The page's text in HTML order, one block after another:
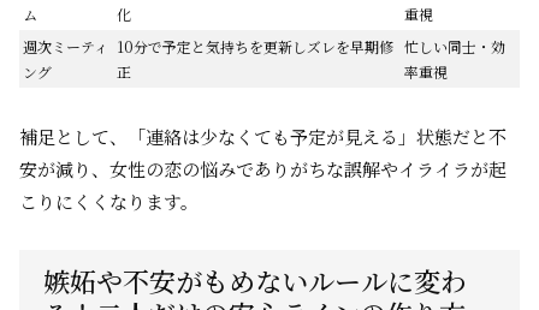
ム
化
重視
週次ミーティ
ング
10分で予定と気持ちを更新しズレを早期修
正
忙しい同士・効
率重視
補足として、「連絡は少なくても予定が見える」状態だと不
安が減り、女性の恋の悩みでありがちな誤解やイライラが起
こりにくくなります。
嫉妬や不安がもめないルールに変わ